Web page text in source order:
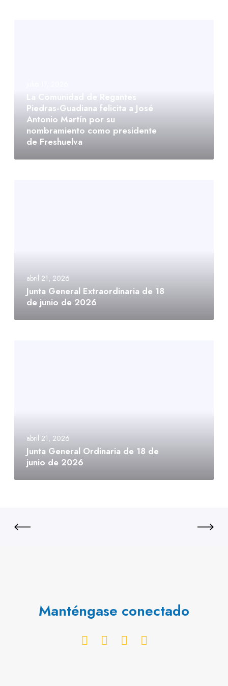
La Comunidad de Regantes
Piedras-Guadiana felicita a José
Antonio Martín por su
nombramiento como presidente
de Freshuelva
abril 21, 2026
Junta General Extraordinaria de 18
de junio de 2026
abril 21, 2026
Junta General Ordinaria de 18 de
junio de 2026
Manténgase conectado